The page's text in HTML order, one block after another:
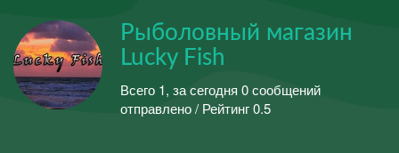
Рыболовный магазин
Lucky Fish
Всего 1, за сегодня 0 сообщений
отправлено / Рейтинг 0.5